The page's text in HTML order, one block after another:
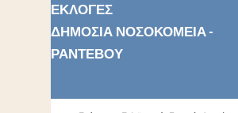
ΕΚΛΟΓΕΣ
ΔΗΜΟΣΙΑ ΝΟΣΟΚΟΜΕΙΑ -
ΡΑΝΤΕΒΟΥ